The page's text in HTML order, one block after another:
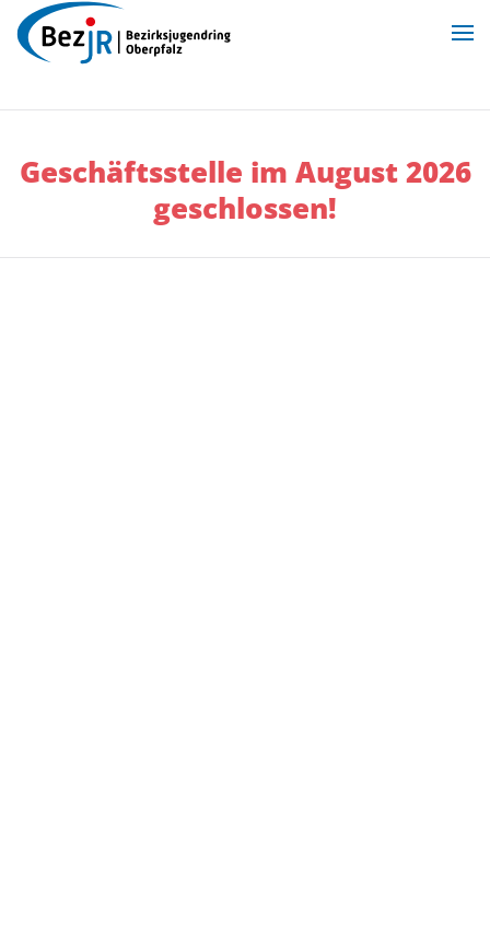
Zum Hauptinhalt springen
Geschäftsstelle im August 2026
geschlossen!